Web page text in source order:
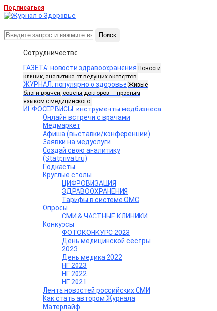
Подписаться
Поиск
Сотрудничество
ГАЗЕТА: новости здравоохранения Новости
клиник, аналитика от ведущих экспертов
ЖУРНАЛ: популярно о здоровье Живые
блоги врачей, советы докторов — простым
языком с медицинского
ИНФОСЕРВИСЫ: инструменты медбизнеса
Онлайн встречи с врачами
Медмаркет
Афиша (выставки/конференции)
Заявки на медуслуги
Создай свою аналитику
(Statprivat.ru)
Подкасты
Круглые столы
ЦИФРОВИЗАЦИЯ
ЗДРАВООХРАНЕНИЯ
Тарифы в системе ОМС
Опросы
СМИ & ЧАСТНЫЕ КЛИНИКИ
Конкурсы
ФОТОКОНКУРС 2023
День медицинской сестры
2023
День медика 2022
НГ 2023
НГ 2022
НГ 2021
Лента новостей российских СМИ
Как стать автором Журнала
Матерлайф